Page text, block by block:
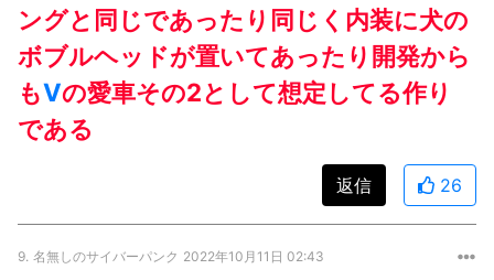
ングと同じであったり同じく内装に犬の
ボブルヘッドが置いてあったり開発から
もVの愛車その2として想定してる作り
である
返信 26
9. 名無しのサイバーパンク 2022年10月11日 02:43